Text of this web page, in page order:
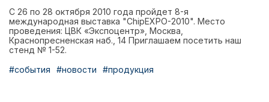
С 26 по 28 октября 2010 года пройдет 8-я
международная выставка "ChipEXPO-2010". Место
проведения: ЦВК «Экспоцентр», Москва,
Краснопресненская наб., 14 Приглашаем посетить наш
стенд № 1-52.
#cобытия
#новости #продукция